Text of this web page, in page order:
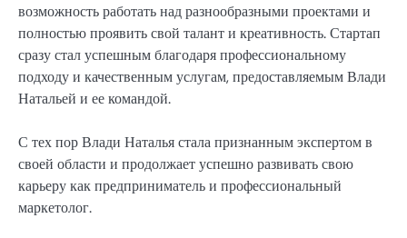
возможность работать над разнообразными проектами и
полностью проявить свой талант и креативность. Стартап
сразу стал успешным благодаря профессиональному
подходу и качественным услугам, предоставляемым Влади
Натальей и ее командой.
С тех пор Влади Наталья стала признанным экспертом в
своей области и продолжает успешно развивать свою
карьеру как предприниматель и профессиональный
маркетолог.